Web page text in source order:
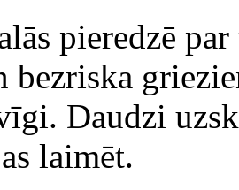
pieredzē
bezriska
Daudzi
laimēt.